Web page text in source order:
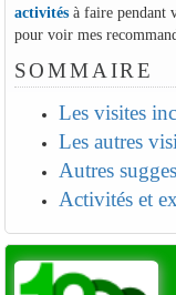
activitésà faire pendant
pour voir mes
SOMMAIRE
Les visites
Les autres
Autres
Activités et